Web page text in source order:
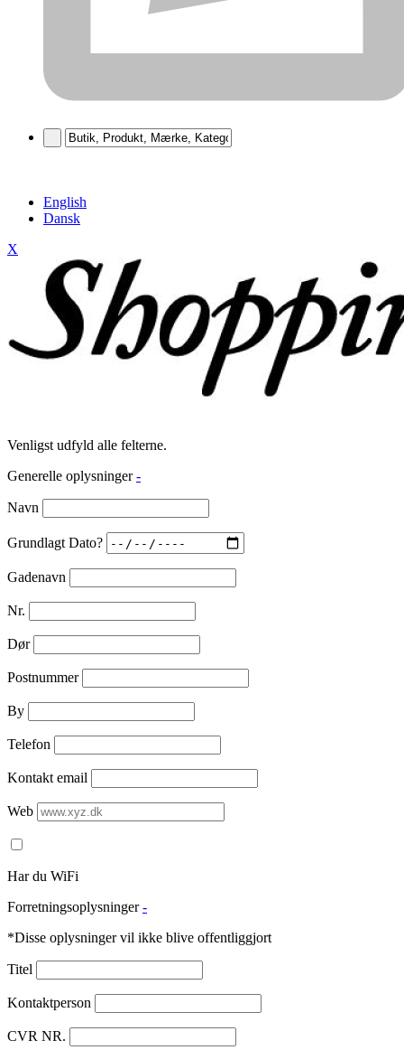
English
Dansk
X
Venligst udfyld alle felterne.
Generelle oplysninger -
Navn
Grundlagt Dato?
Gadenavn
Nr.
Dør
Postnummer
By
Telefon
Kontakt email
Web
Har du WiFi
Forretningsoplysninger -
*Disse oplysninger vil ikke blive offentliggjort
Titel
Kontaktperson
CVR NR.